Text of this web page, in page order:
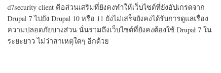
d7security client คือส่วนเสริมที่ยังคงทำให้เว็บไซต์ที่ยังอัปเกรดจาก
Drupal 7 ไปยัง Drupal 10 หรือ 11 ยังไม่เสร็จยังคงได้รับการดูแลเรื่อง
ความปลอดภัยบางส่วน นั่นรวมถึงเว็บไซต์ที่ยังคงต้องใช้ Drupal 7 ใน
ระยะยาว ไม่ว่าสาเหตุใดๆ อีกด้วย